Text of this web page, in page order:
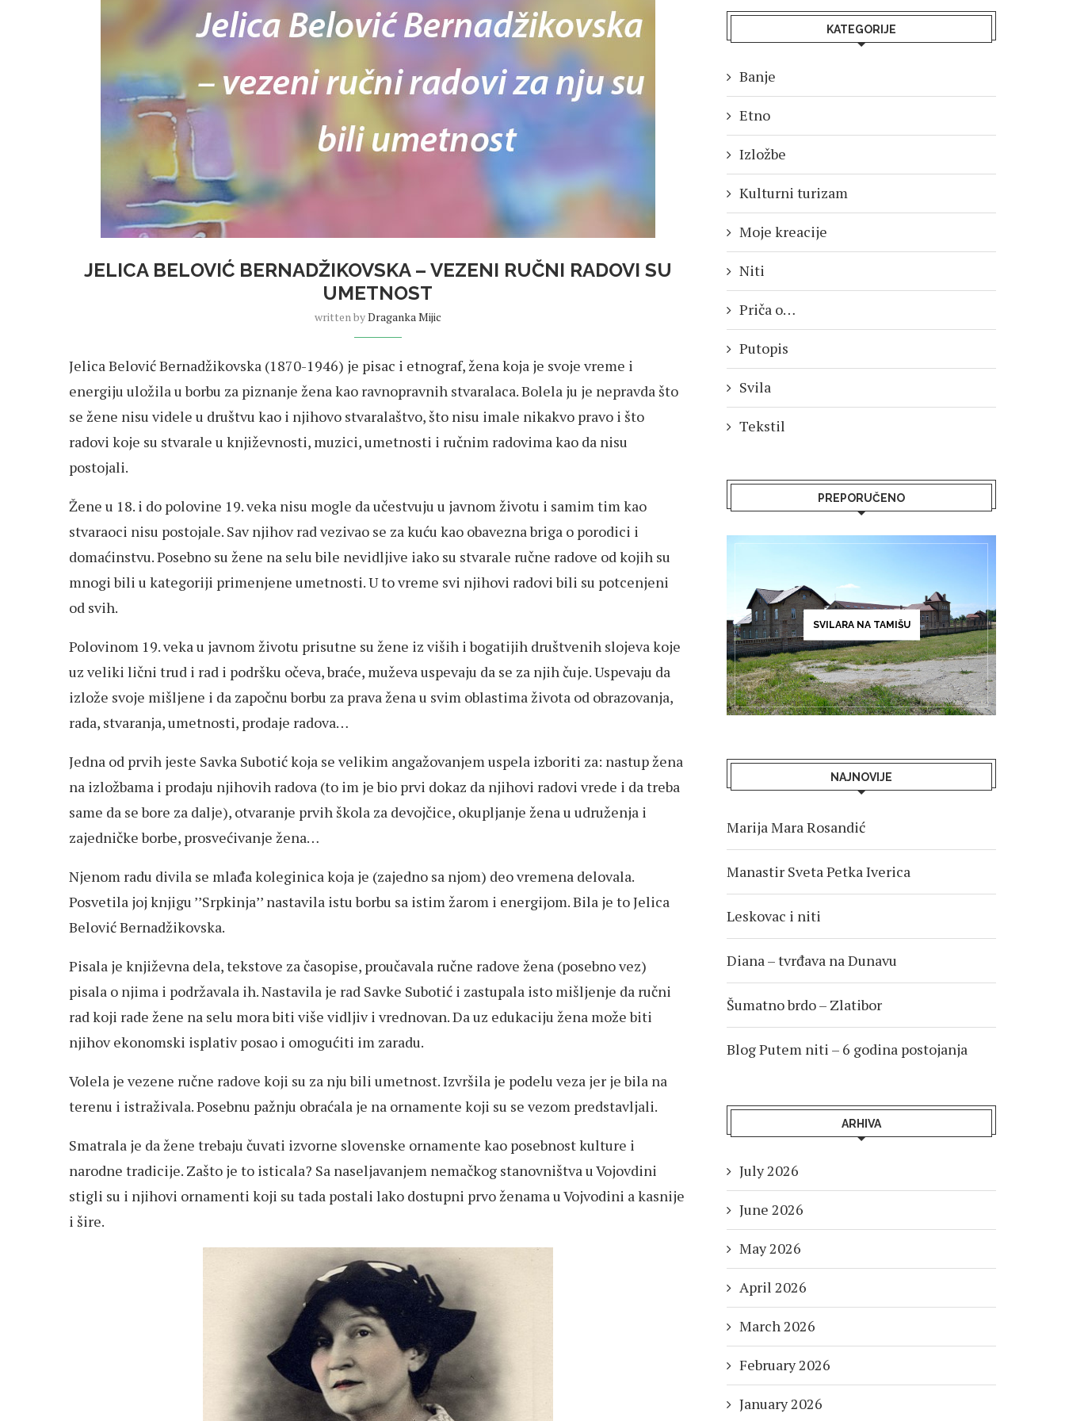
JELICA BELOVIĆ BERNADŽIKOVSKA – VEZENI RUČNI RADOVI SU
UMETNOST
written byDraganka Mijic
Jelica Belović Bernadžikovska (1870-1946) je pisac i etnograf, žena koja je svoje vreme i
energiju uložila u borbu za piznanje žena kao ravnopravnih stvaralaca. Bolela ju je nepravda što
se žene nisu videle u društvu kao i njihovo stvaralaštvo, što nisu imale nikakvo pravo i što
radovi koje su stvarale u književnosti, muzici, umetnosti i ručnim radovima kao da nisu
postojali.
Žene u 18. i do polovine 19. veka nisu mogle da učestvuju u javnom životu i samim tim kao
stvaraoci nisu postojale. Sav njihov rad vezivao se za kuću kao obavezna briga o porodici i
domaćinstvu. Posebno su žene na selu bile nevidljive iako su stvarale ručne radove od kojih su
mnogi bili u kategoriji primenjene umetnosti. U to vreme svi njihovi radovi bili su potcenjeni
od svih.
Polovinom 19. veka u javnom životu prisutne su žene iz viših i bogatijih društvenih slojeva koje
uz veliki lični trud i rad i podršku očeva, braće, muževa uspevaju da se za njih čuje. Uspevaju da
izlože svoje mišljene i da započnu borbu za prava žena u svim oblastima života od obrazovanja,
rada, stvaranja, umetnosti, prodaje radova…
Jedna od prvih jeste Savka Subotić koja se velikim angažovanjem uspela izboriti za: nastup žena
na izložbama i prodaju njihovih radova (to im je bio prvi dokaz da njihovi radovi vrede i da treba
same da se bore za dalje), otvaranje prvih škola za devojčice, okupljanje žena u udruženja i
zajedničke borbe, prosvećivanje žena…
Njenom radu divila se mlađa koleginica koja je (zajedno sa njom) deo vremena delovala.
Posvetila joj knjigu ’’Srpkinja’’ nastavila istu borbu sa istim žarom i energijom. Bila je to Jelica
Belović Bernadžikovska.
Pisala je književna dela, tekstove za časopise, proučavala ručne radove žena (posebno vez)
pisala o njima i podržavala ih. Nastavila je rad Savke Subotić i zastupala isto mišljenje da ručni
rad koji rade žene na selu mora biti više vidljiv i vrednovan. Da uz edukaciju žena može biti
njihov ekonomski isplativ posao i omogućiti im zaradu.
Volela je vezene ručne radove koji su za nju bili umetnost. Izvršila je podelu veza jer je bila na
terenu i istraživala. Posebnu pažnju obraćala je na ornamente koji su se vezom predstavljali.
Smatrala je da žene trebaju čuvati izvorne slovenske ornamente kao posebnost kulture i
narodne tradicije. Zašto je to isticala? Sa naseljavanjem nemačkog stanovništva u Vojovdini
stigli su i njihovi ornamenti koji su tada postali lako dostupni prvo ženama u Vojvodini a kasnije
i šire.
KATEGORIJE
Banje
Etno
Izložbe
Kulturni turizam
Moje kreacije
Niti
Priča o…
Putopis
Svila
Tekstil
PREPORUČENO
SVILARA NA TAMIŠU
NAJNOVIJE
Marija Mara Rosandić
Manastir Sveta Petka Iverica
Leskovac i niti
Diana – tvrđava na Dunavu
Šumatno brdo – Zlatibor
Blog Putem niti – 6 godina postojanja
ARHIVA
July 2026
June 2026
May 2026
April 2026
March 2026
February 2026
January 2026